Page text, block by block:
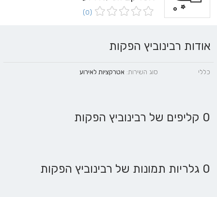
(0)
אודות רבינוביץ הפקות
כללי סוג השירות: אטרקציות לאירוע
0 קליפים של רבינוביץ הפקות
0 גלריות תמונות של רבינוביץ הפקות